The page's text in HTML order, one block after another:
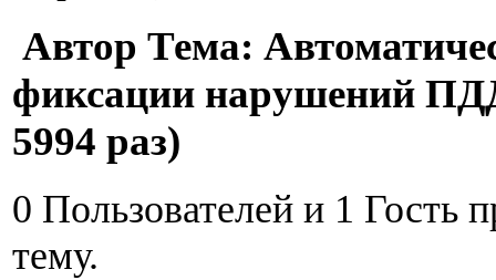
Автор Тема:
фиксации нарушений
5994 раз)
0 Пользователей и 1 Гость
тему.